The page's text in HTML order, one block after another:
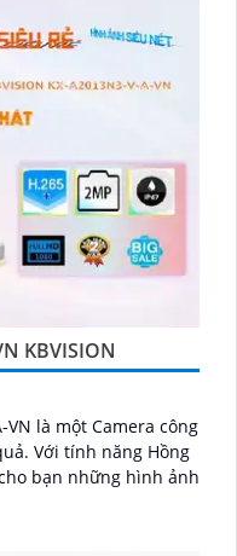
KBVISION
VN là một Camera công
bạn những hình ảnh